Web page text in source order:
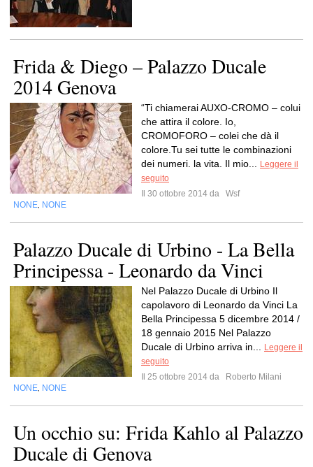
Frida & Diego – Palazzo Ducale
2014 Genova
“Ti chiamerai AUXO-CROMO – colui
che attira il colore. Io,
CROMOFORO – colei che dà il
colore.Tu sei tutte le combinazioni
dei numeri. la vita. Il mio...
Leggere il
seguito
Il 30 ottobre 2014 da
Wsf
NONE NONE
Palazzo Ducale di Urbino - La Bella
Principessa - Leonardo da Vinci
Nel Palazzo Ducale di Urbino Il
capolavoro di Leonardo da Vinci La
Bella Principessa 5 dicembre 2014 /
18 gennaio 2015 Nel Palazzo
Ducale di Urbino arriva in...
Leggere il
seguito
Il 25 ottobre 2014 da
Roberto Milani
NONE NONE
Un occhio su: Frida Kahlo al Palazzo
Ducale di Genova